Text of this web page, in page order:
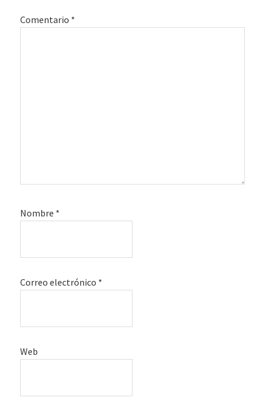
Comentario *
Nombre *
Correo electrónico *
Web